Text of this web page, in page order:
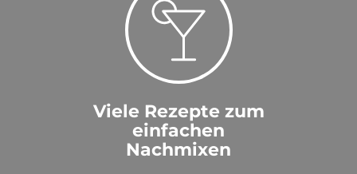
Viele Rezepte zum
einfachen
Nachmixen